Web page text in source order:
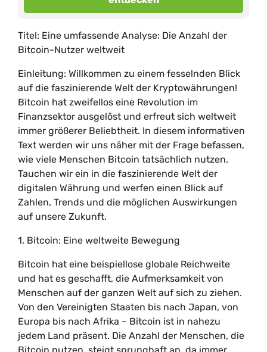
Titel: Eine umfassende Analyse: Die Anzahl der
Bitcoin-Nutzer weltweit
Einleitung: Willkommen zu einem fesselnden Blick
auf die faszinierende Welt der Kryptowährungen!
Bitcoin hat zweifellos eine Revolution im
Finanzsektor ausgelöst und erfreut sich weltweit
immer größerer Beliebtheit. In diesem informativen
Text werden wir uns näher mit der Frage befassen,
wie viele Menschen Bitcoin tatsächlich nutzen.
Tauchen wir ein in die faszinierende Welt der
digitalen Währung und werfen einen Blick auf
Zahlen, Trends und die möglichen Auswirkungen
auf unsere Zukunft.
1. Bitcoin: Eine weltweite Bewegung
Bitcoin hat eine beispiellose globale Reichweite
und hat es geschafft, die Aufmerksamkeit von
Menschen auf der ganzen Welt auf sich zu ziehen.
Von den Vereinigten Staaten bis nach Japan, von
Europa bis nach Afrika – Bitcoin ist in nahezu
jedem Land präsent. Die Anzahl der Menschen, die